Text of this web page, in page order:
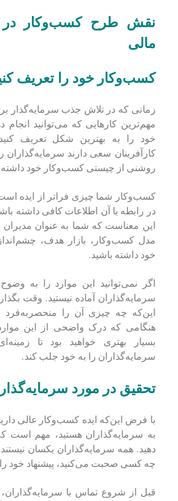
نقش طرح کسب‌وکار در
مالی
زمانی که در تلاش جذب سرمایه‌گذار
مهم‌ترین کارهایی که می‌توانید
خود را به بهترین شکل تعریف
کارآفرینان سعی دارند سرمایه‌گذاران
کسب‌وکار شما چیزی فراتر از ایده
در رابطه با آن اطلاعات کافی داشته
این معناست که شما به عنوان
مدل کسب‌وکار، بازار هدف،
خود داشته باشید.
اگر نمی‌توانید این موارد را به
این‌که چه چیزی آن را منحصربه‌فرد
هنگامی که درک واضحی از این
بسیار بهتری خواهید بود تا
سرمایه‌گذاران را به خود جلب کند.
تحقیق در مورد